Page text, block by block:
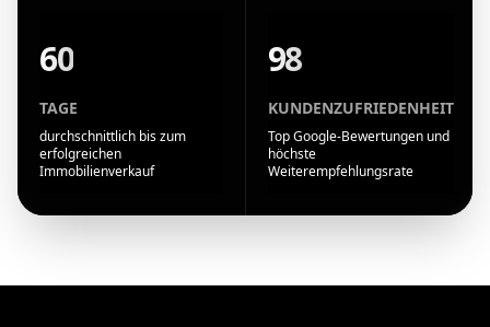
60
TAGE
durchschnittlich bis zum
erfolgreichen
Immobilienverkauf
98
KUNDENZUFRIEDENHEIT
Top Google-Bewertungen und
höchste
Weiterempfehlungsrate